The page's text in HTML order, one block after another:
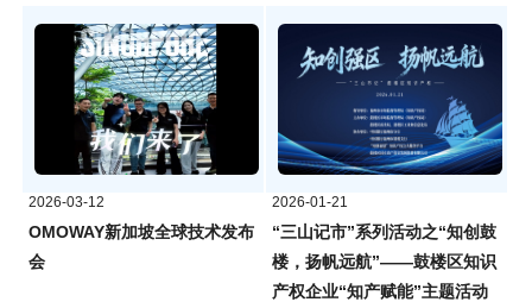
2026-03-12
OMOWAY新加坡全球技术发布
会
2026-01-21
“三山记市”系列活动之“知创鼓
楼，扬帆远航”——鼓楼区知识
产权企业“知产赋能”主题活动